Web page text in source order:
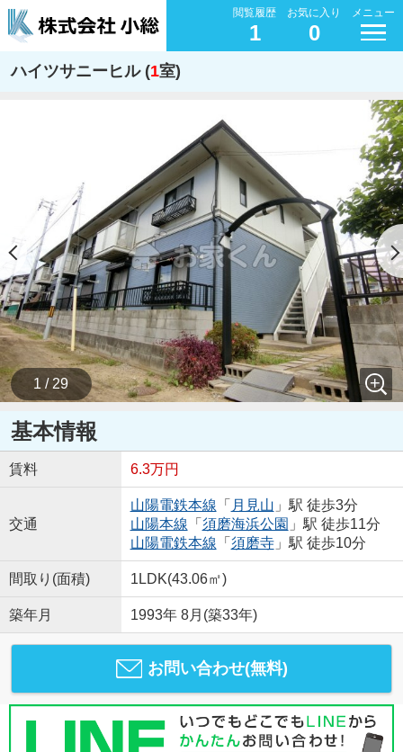
閲覧履歴
1
お気に入り
0
メニュー
ハイツサニーヒル (1室)
1 / 29
基本情報
賃料 6.3万円
交通
山陽電鉄本線 「 月見山 」駅 徒歩3分
山陽本線 「 須磨海浜公園 」駅 徒歩11分
山陽電鉄本線 「 須磨寺」駅 徒歩10分
間取り(面積) 1LDK(43.06㎡)
築年月 1993年 8月(築33年)
お問い合わせ(無料)